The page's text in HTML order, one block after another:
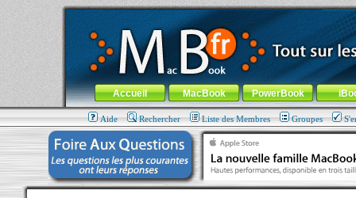
MacBook-fr.com : 100% Apple... 100% nomade !
Aller au contenu-Aller au menu général-Aller au menu de
Menu général
Accueil MacBook PowerBook
Aide Rechercher Liste des Membres Groupes